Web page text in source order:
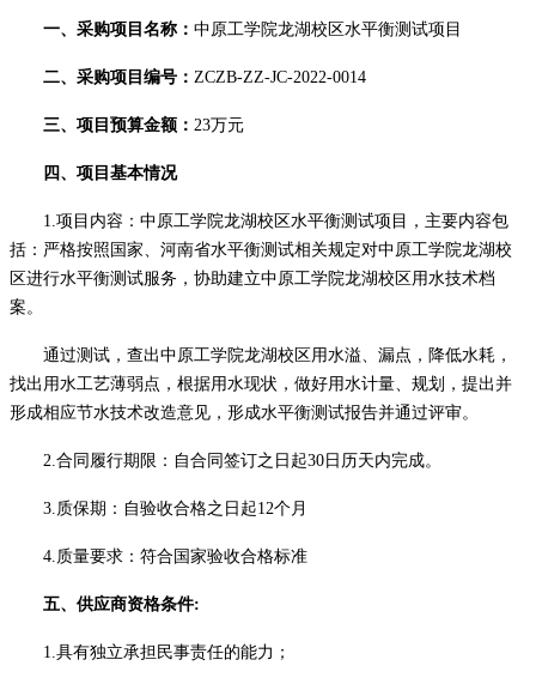
一、采购项目名称： 中原工学院龙湖校区水平衡测试项目
二、采购项目编号： ZCZB-ZZ-JC-2022-0014
三、项目预算金额 ： 23万元
四、项目基本情况
1.项目 内容： 中原工学院龙湖校区水平衡测试项目，主要内容包
括：严格按照国家、河南省水平衡测试相关规定对中原工学院龙湖校
区进行水平衡测试服务，协助建立中原工学院龙湖校区用水技术档
案。
通过测试，查出中原工学院龙湖校区用水溢、漏点，降低水耗，
找出用水工艺薄弱点，根据用水现状，做好用水计量、规划，提出并
形成相应节水技术改造意见，形成水平衡测试报告并通过评审。
2.合同履行期限： 自合同签订之日起30日历天内完成。
3.质保期：自验收合格之日起12个月
4.质量要求：符合国家验收合格标准
五、供应商资格条件:
1.具有独立承担民事责任的能力；